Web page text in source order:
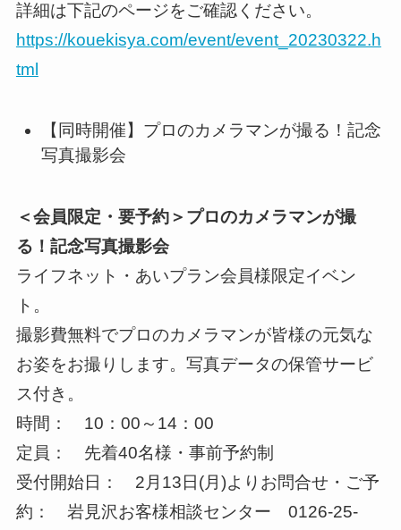
詳細は下記のページをご確認ください。
https://kouekisya.com/event/event_20230322.h
tml
【同時開催】プロのカメラマンが撮る！記念
写真撮影会
＜会員限定・要予約＞プロのカメラマンが撮
る！記念写真撮影会
ライフネット・あいプラン会員様限定イベン
ト。
撮影費無料でプロのカメラマンが皆様の元気な
お姿をお撮りします。写真データの保管サービ
ス付き。
時間： 10：00～14：00
定員： 先着40名様・事前予約制
受付開始日： 2月13日(月)よりお問合せ・ご予
約： 岩見沢お客様相談センター 0126-25-